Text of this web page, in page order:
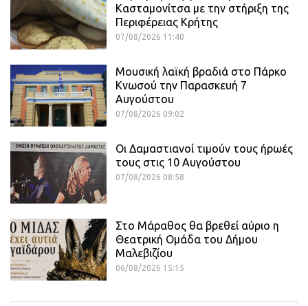
Κασταμονίτσα με την στήριξη της
Περιφέρειας Κρήτης
07/08/2026 11:40
Μουσική λαϊκή βραδιά στο Πάρκο
Κνωσού την Παρασκευή 7
Αυγούστου
07/08/2026 09:02
Οι Δαμαστιανοί τιμούν τους ήρωές
τους στις 10 Αυγούστου
07/08/2026 08:58
Στο Μάραθος θα βρεθεί αύριο η
Θεατρική Ομάδα του Δήμου
Μαλεβιζίου
06/08/2026 15:15